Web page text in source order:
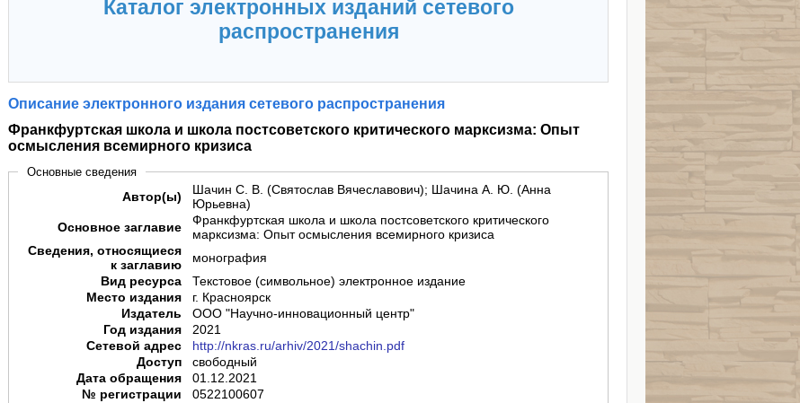
Каталог электронных изданий сетевого
распространения
Описание электронного издания сетевого распространения
Франкфуртская школа и школа постсоветского критического марксизма: Опыт
осмысления всемирного кризиса
Основные сведения
Автор(ы)
Шачин С. В. (Святослав Вячеславович); Шачина А. Ю. (Анна
Юрьевна)
Основное заглавие
Франкфуртская школа и школа постсоветского критического
марксизма: Опыт осмысления всемирного кризиса
Сведения, относящиеся
к заглавию
монография
Вид ресурса
Текстовое (символьное) электронное издание
Место издания
г. Красноярск
Издатель
ООО "Научно-инновационный центр"
Год издания
2021
Сетевой адрес
http://nkras.ru/arhiv/2021/shachin.pdf
Доступ
свободный
Дата обращения
01.12.2021
№ регистрации
0522100607